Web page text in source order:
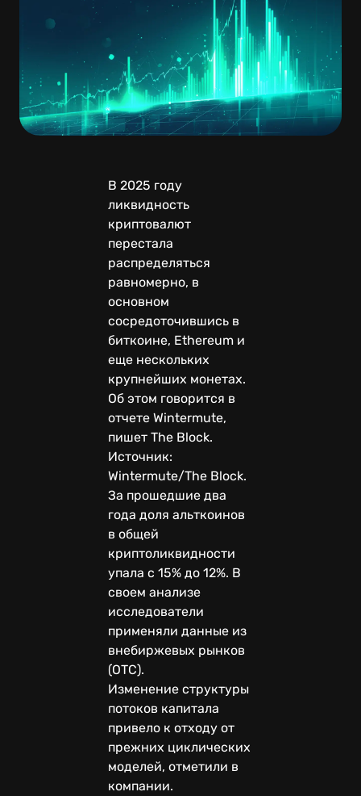
В 2025 году
ликвидность
криптовалют
перестала
распределяться
равномерно, в
основном
сосредоточившись в
биткоине, Ethereum и
еще нескольких
крупнейших монетах.
Об этом говорится в
отчете Wintermute,
пишет The Block.
Источник:
Wintermute/The Block.
За прошедшие два
года доля альткоинов
в общей
криптоликвидности
упала с 15% до 12%. В
своем анализе
исследователи
применяли данные из
внебиржевых рынков
(OTC).
Изменение структуры
потоков капитала
привело к отходу от
прежних циклических
моделей, отметили в
компании.